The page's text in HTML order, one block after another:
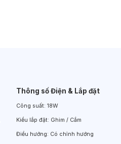
Thông số Điện & Lắp đặt
Công suất:18W
Kiểu lắp đặt: Ghim / Cắm
Điều hướng: Có chỉnh hướng